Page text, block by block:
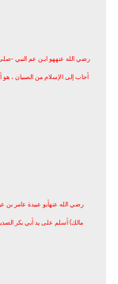
رضي الله عنههو ابـن عم النبي -صلى
أجاب إلى الإسلام من الصبيان ، هو
رضي الله عنهأبو عبيدة عامر بن
مالك) أسلم على يد أبي بكر